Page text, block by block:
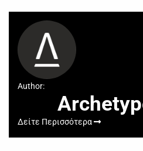
Author:
Δείτε Περισσότερα